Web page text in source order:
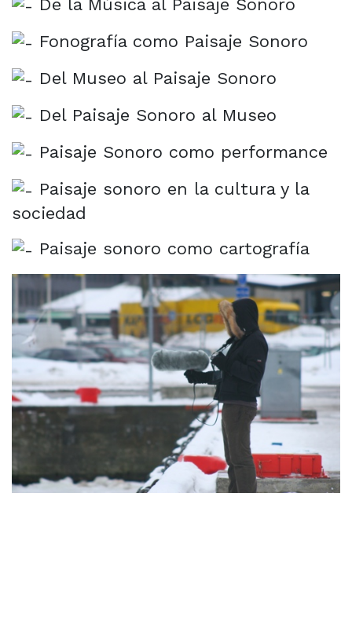
De la Música al Paisaje Sonoro
Fonografía como Paisaje Sonoro
Del Museo al Paisaje Sonoro
Del Paisaje Sonoro al Museo
Paisaje Sonoro como performance
Paisaje sonoro en la cultura y la
sociedad
Paisaje sonoro como cartografía